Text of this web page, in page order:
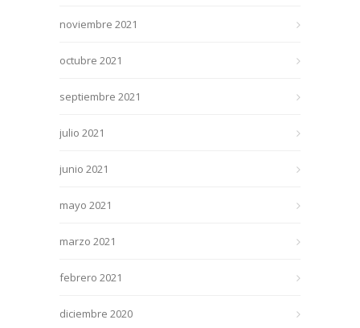
noviembre 2021
octubre 2021
septiembre 2021
julio 2021
junio 2021
mayo 2021
marzo 2021
febrero 2021
diciembre 2020